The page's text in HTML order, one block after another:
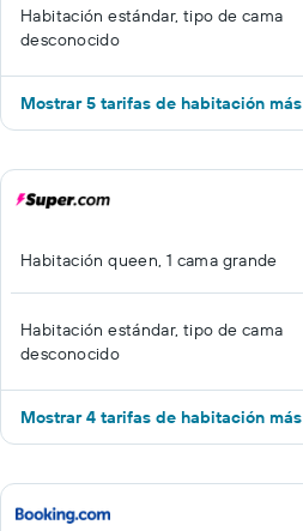
Habitación estándar, tipo de cama
desconocido
Mostrar 5 tarifas de habitación más
Habitación queen, 1 cama grande
Habitación estándar, tipo de cama
desconocido
Mostrar 4 tarifas de habitación más